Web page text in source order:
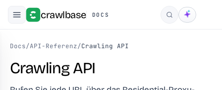
crawlbase DOCS Suchen
Docs/API-Referenz/Crawling API
Crawling API